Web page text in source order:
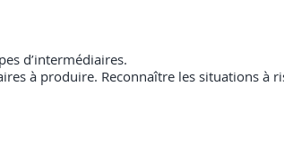
d’intermédiaires.
à produire. Reconnaître les situations à